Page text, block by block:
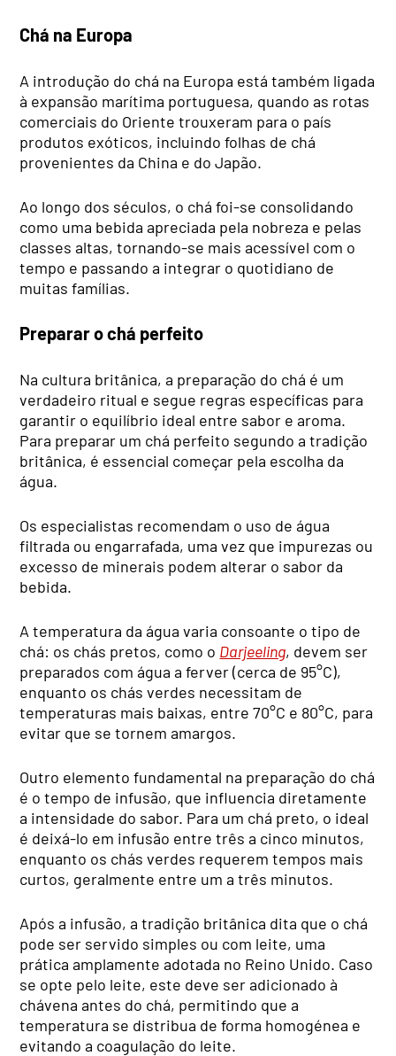
Chá na Europa
A introdução do chá na Europa está também ligada
à expansão marítima portuguesa, quando as rotas
comerciais do Oriente trouxeram para o país
produtos exóticos, incluindo folhas de chá
provenientes da China e do Japão.
Ao longo dos séculos, o chá foi-se consolidando
como uma bebida apreciada pela nobreza e pelas
classes altas, tornando-se mais acessível com o
tempo e passando a integrar o quotidiano de
muitas famílias.
Preparar o chá perfeito
Na cultura britânica, a preparação do chá é um
verdadeiro ritual e segue regras específicas para
garantir o equilíbrio ideal entre sabor e aroma.
Para preparar um chá perfeito segundo a tradição
britânica, é essencial começar pela escolha da
água.
Os especialistas recomendam o uso de água
filtrada ou engarrafada, uma vez que impurezas ou
excesso de minerais podem alterar o sabor da
bebida.
A temperatura da água varia consoante o tipo de
chá: os chás pretos, como o Darjeeling, devem ser
preparados com água a ferver (cerca de 95°C),
enquanto os chás verdes necessitam de
temperaturas mais baixas, entre 70°C e 80°C, para
evitar que se tornem amargos.
Outro elemento fundamental na preparação do chá
é o tempo de infusão, que influencia diretamente
a intensidade do sabor. Para um chá preto, o ideal
é deixá-lo em infusão entre três a cinco minutos,
enquanto os chás verdes requerem tempos mais
curtos, geralmente entre um a três minutos.
Após a infusão, a tradição britânica dita que o chá
pode ser servido simples ou com leite, uma
prática amplamente adotada no Reino Unido. Caso
se opte pelo leite, este deve ser adicionado à
chávena antes do chá, permitindo que a
temperatura se distribua de forma homogénea e
evitando a coagulação do leite.